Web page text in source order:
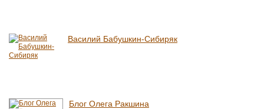
Василий Бабушкин-Сибиряк
Блог Олега Ракшина